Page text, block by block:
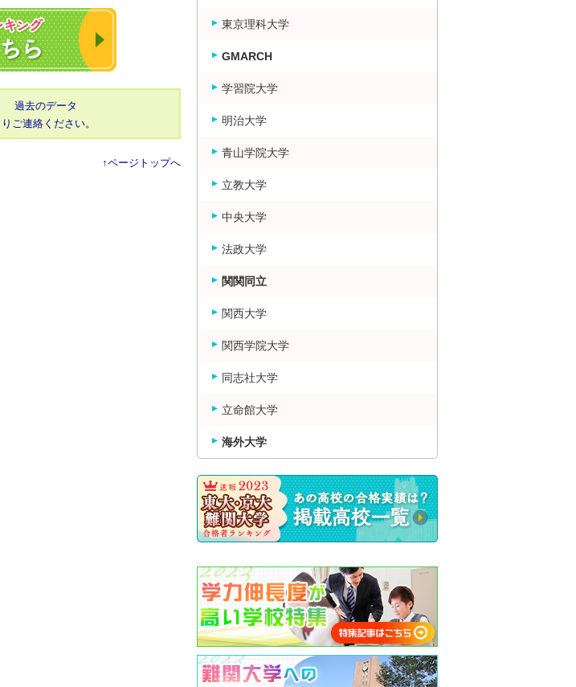
過去のデータ
ご連絡ください。
↑ページトップへ
東京理科大学
GMARCH
学習院大学
明治大学
青山学院大学
立教大学
中央大学
法政大学
関関同立
関西大学
関西学院大学
同志社大学
立命館大学
海外大学